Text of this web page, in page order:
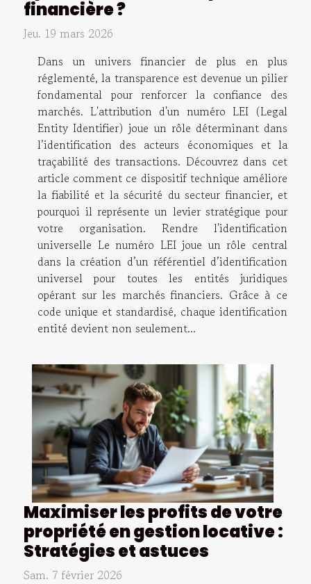
financière ?
Jeu. 19 mars 2026
Dans un univers financier de plus en plus
réglementé, la transparence est devenue un pilier
fondamental pour renforcer la confiance des
marchés. L'attribution d'un numéro LEI (Legal
Entity Identifier) joue un rôle déterminant dans
l’identification des acteurs économiques et la
traçabilité des transactions. Découvrez dans cet
article comment ce dispositif technique améliore
la fiabilité et la sécurité du secteur financier, et
pourquoi il représente un levier stratégique pour
votre organisation. Rendre l'identification
universelle Le numéro LEI joue un rôle central
dans la création d’un référentiel d’identification
universel pour toutes les entités juridiques
opérant sur les marchés financiers. Grâce à ce
code unique et standardisé, chaque identification
entité devient non seulement...
Maximiser les profits de votre
propriété en gestion locative :
Stratégies et astuces
Sam. 7 février 2026